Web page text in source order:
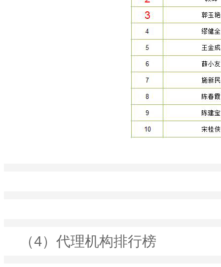
（4）代理机构排行榜